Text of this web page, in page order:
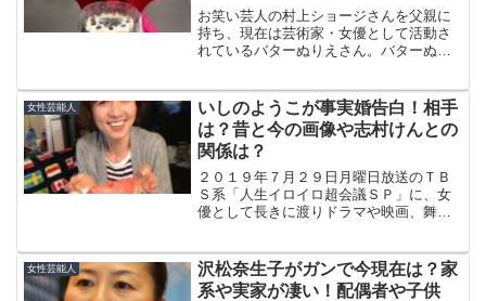
お笑い芸人の村上ショージさんを父親に
持ち、現在は芸術家・女優として活動さ
れているバターぬりえさん。バターぬり
したことで話題となりましたよね～。芸
名を改名した理由は何だっ...
女性芸能人
いしのようこが事実婚告白！相手
は？昔と今の画像や志村けんとの
関係は？
２０１９年７月２９日月曜日放送のＴＢ
Ｓ系「人生イロイロ超会議ＳＰ」に、女
優として長きに渡りドラマや映画、舞台
のようこさんが出演されます！５０歳を
越えた今でも、美しさが変...
女性芸能人
沢松奈生子がガンで今現在は？家
系や実家が凄い！配偶者や子供